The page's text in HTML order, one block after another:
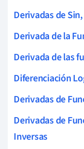
Derivadas de
Derivada de la
Derivada de las
Diferenciación
Derivadas de
Derivadas de
Inversas